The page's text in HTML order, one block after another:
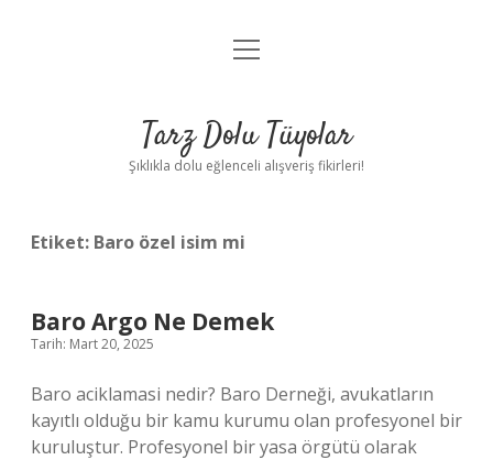
Anasayfa
Yasal Uyarı
menüyü
Tarz Dolu Tüyolar
Şıklıkla dolu eğlenceli alışveriş fikirleri!
Etiket: Baro özel isim mi
Baro Argo Ne Demek
Tarih: Mart 20, 2025
Baro aciklamasi nedir? Baro Derneği, avukatların
kayıtlı olduğu bir kamu kurumu olan profesyonel bir
kuruluştur. Profesyonel bir yasa örgütü olarak